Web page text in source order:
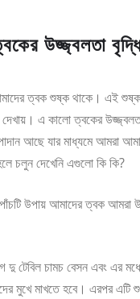
উজ্জ্বলতা
ত্বক শুষ্ক থাকে। এই
এ কালো ত্বকের
আছে যার মাধ্যমে আমরা
চলুন দেখেনি এগুলো কি কি?
উপায় আমাদের ত্বক আমরা
টেবিল চামচ বেসন এবং এর
মুখে মাখতে হবে। এরপর এটি